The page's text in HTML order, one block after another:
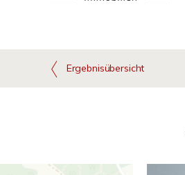
Ergebnisübersicht